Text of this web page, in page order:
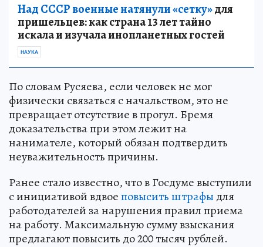
Над СССР военные натянули «сетку»для
пришельцев: как страна 13 лет тайно
искала и изучала инопланетных гостей
НАУКА
По словам Русяева, если человек не мог
физически связаться с начальством, это не
превращает отсутствие в прогул. Бремя
доказательства при этом лежит на
нанимателе, который обязан подтвердить
неуважительность причины.
Ранее стало известно, что в Госдуме выступили
с инициативой вдвоеповысить штрафы для
работодателей за нарушения правил приема
на работу. Максимальную сумму взыскания
предлагают повысить до 200 тысяч рублей.